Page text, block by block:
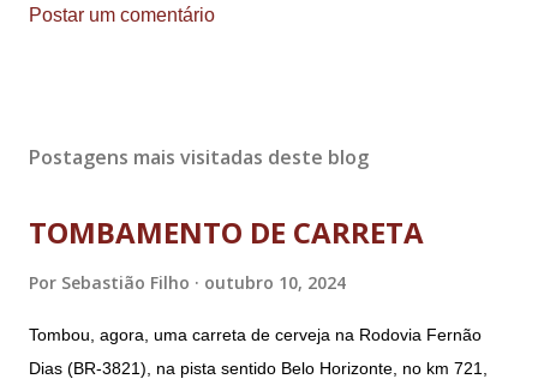
Postar um comentário
Postagens mais visitadas deste blog
TOMBAMENTO DE CARRETA
Por Sebastião Filho outubro 10, 2024
Tombou, agora, uma carreta de cerveja na Rodovia Fernão
Dias (BR-3821), na pista sentido Belo Horizonte, no km 721,